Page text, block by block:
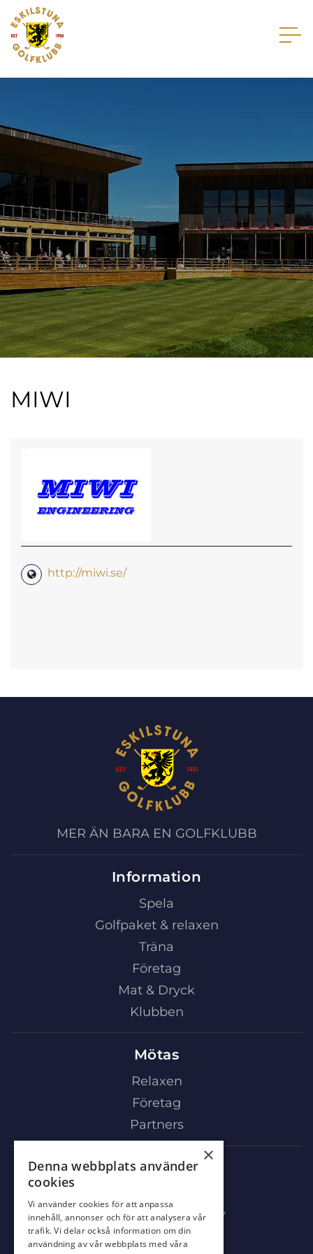
MIWI
http://miwi.se/
MER ÄN BARA EN GOLFKLUBB
Information
Spela
Golfpaket & relaxen
Träna
Företag
Mat & Dryck
Klubben
Mötas
Relaxen
Företag
Partners
Mat & Dryck
Event & festvåning VY
Bistro Bryggan
×
Denna webbplats använder
cookies
Vi använder cookies för att anpassa
innehåll, annonser och för att analysera vår
trafik. Vi delar också information om din
användning av vår webbplats med våra